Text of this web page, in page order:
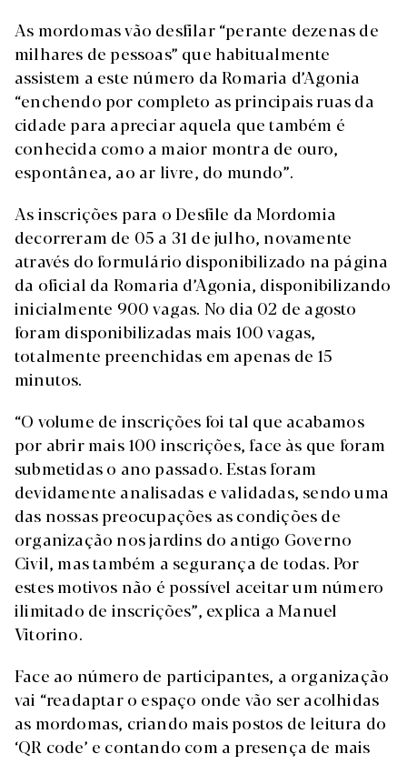
As mordomas vão desfilar “perante dezenas de
milhares de pessoas” que habitualmente
assistem a este número da Romaria d’Agonia
“enchendo por completo as principais ruas da
cidade para apreciar aquela que também é
conhecida como a maior montra de ouro,
espontânea, ao ar livre, do mundo”.
As inscrições para o Desfile da Mordomia
decorreram de 05 a 31 de julho, novamente
através do formulário disponibilizado na página
da oficial da Romaria d’Agonia, disponibilizando
inicialmente 900 vagas. No dia 02 de agosto
foram disponibilizadas mais 100 vagas,
totalmente preenchidas em apenas de 15
minutos.
“O volume de inscrições foi tal que acabamos
por abrir mais 100 inscrições, face às que foram
submetidas o ano passado. Estas foram
devidamente analisadas e validadas, sendo uma
das nossas preocupações as condições de
organização nos jardins do antigo Governo
Civil, mas também a segurança de todas. Por
estes motivos não é possível aceitar um número
ilimitado de inscrições”, explica a Manuel
Vitorino.
Face ao número de participantes, a organização
vai “readaptar o espaço onde vão ser acolhidas
as mordomas, criando mais postos de leitura do
‘QR code’ e contando com a presença de mais